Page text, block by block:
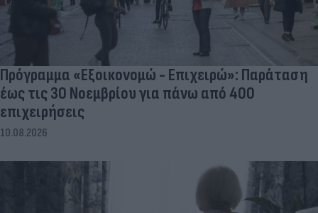
Πρόγραμμα «Εξοικονομώ - Επιχειρώ»: Παράταση
έως τις 30 Νοεμβρίου για πάνω από 400
επιχειρήσεις
10.08.2026